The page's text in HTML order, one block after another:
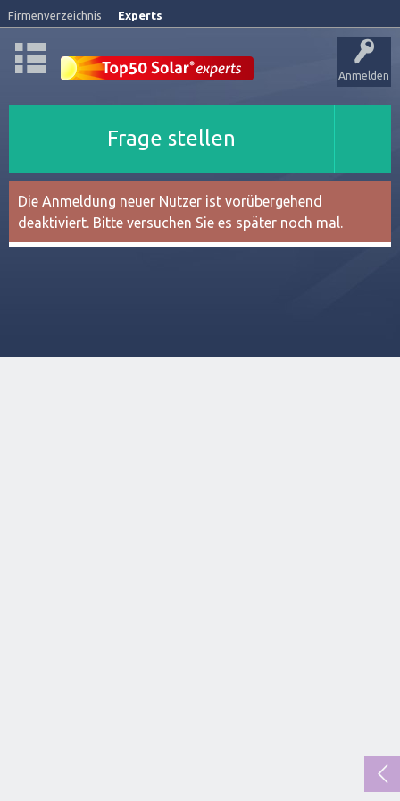
Firmenverzeichnis Experts
Anmelden
Frage stellen
Die Anmeldung neuer Nutzer ist vorübergehend
deaktiviert. Bitte versuchen Sie es später noch mal.